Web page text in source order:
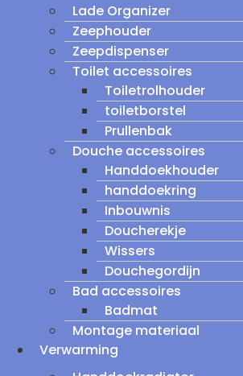
Lade Organizer
Zeephouder
Zeepdispenser
Toilet accessoires
Toiletrolhouder
toiletborstel
Prullenbak
Douche accessoires
Handdoekhouder
handdoekring
Inbouwnis
Doucherekje
Wissers
Douchegordijn
Bad accessoires
Badmat
Montage materiaal
Verwarming